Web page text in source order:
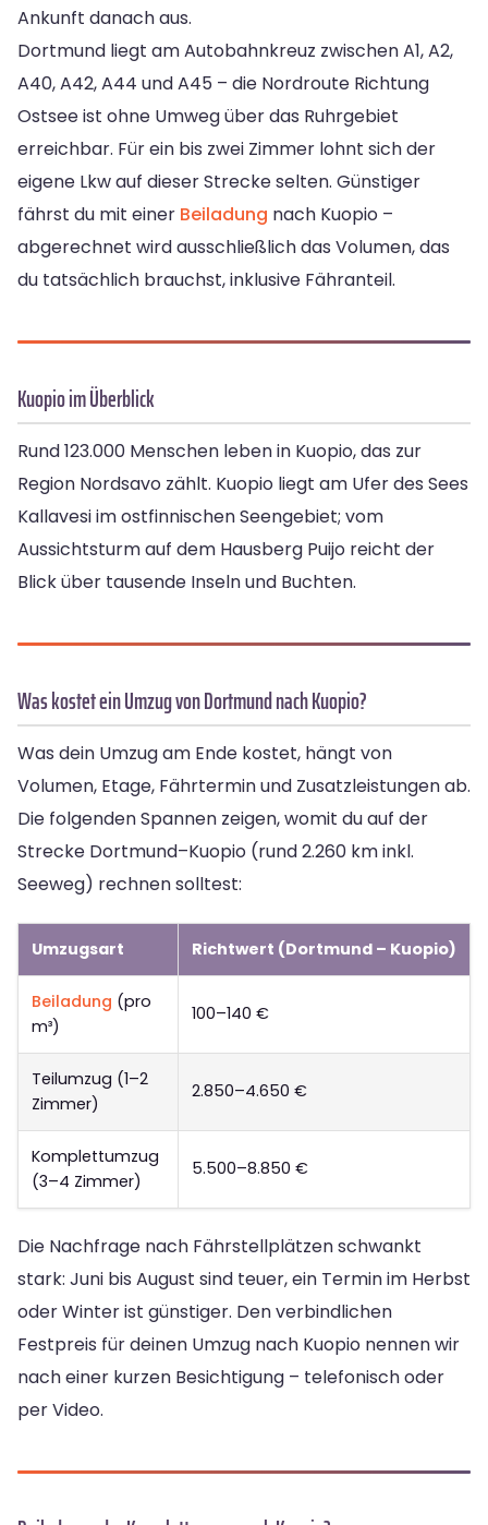
Ankunft danach aus.
Dortmund liegt am Autobahnkreuz zwischen A1, A2,
A40, A42, A44 und A45 – die Nordroute Richtung
Ostsee ist ohne Umweg über das Ruhrgebiet
erreichbar. Für ein bis zwei Zimmer lohnt sich der
eigene Lkw auf dieser Strecke selten. Günstiger
fährst du mit einer Beiladung nach Kuopio –
abgerechnet wird ausschließlich das Volumen, das
du tatsächlich brauchst, inklusive Fähranteil.
Kuopio im Überblick
Rund 123.000 Menschen leben in Kuopio, das zur
Region Nordsavo zählt. Kuopio liegt am Ufer des Sees
Kallavesi im ostfinnischen Seengebiet; vom
Aussichtsturm auf dem Hausberg Puijo reicht der
Blick über tausende Inseln und Buchten.
Was kostet ein Umzug von Dortmund nach Kuopio?
Was dein Umzug am Ende kostet, hängt von
Volumen, Etage, Fährtermin und Zusatzleistungen ab.
Die folgenden Spannen zeigen, womit du auf der
Strecke Dortmund–Kuopio (rund 2.260 km inkl.
Seeweg) rechnen solltest:
Umzugsart Richtwert (Dortmund – Kuopio)
Beiladung (pro
m³)
100–140 €
Teilumzug (1–2
Zimmer)
2.850–4.650 €
Komplettumzug
(3–4 Zimmer)
5.500–8.850 €
Die Nachfrage nach Fährstellplätzen schwankt
stark: Juni bis August sind teuer, ein Termin im Herbst
oder Winter ist günstiger. Den verbindlichen
Festpreis für deinen Umzug nach Kuopio nennen wir
nach einer kurzen Besichtigung – telefonisch oder
per Video.